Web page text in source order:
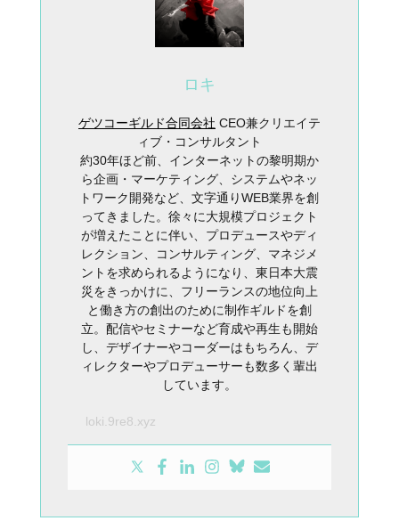
ロキ
ゲツコーギルド合同会社 CEO兼クリエイテ
ィブ・コンサルタント
約30年ほど前、インターネットの黎明期か
ら企画・マーケティング、システムやネッ
トワーク開発など、文字通りWEB業界を創
ってきました。徐々に大規模プロジェクト
が増えたことに伴い、プロデュースやディ
レクション、コンサルティング、マネジメ
ントを求められるようになり、東日本大震
災をきっかけに、フリーランスの地位向上
と働き方の創出のために制作ギルドを創
立。配信やセミナーなど育成や再生も開始
し、デザイナーやコーダーはもちろん、デ
ィレクターやプロデューサーも数多く輩出
しています。
loki.9re8.xyz